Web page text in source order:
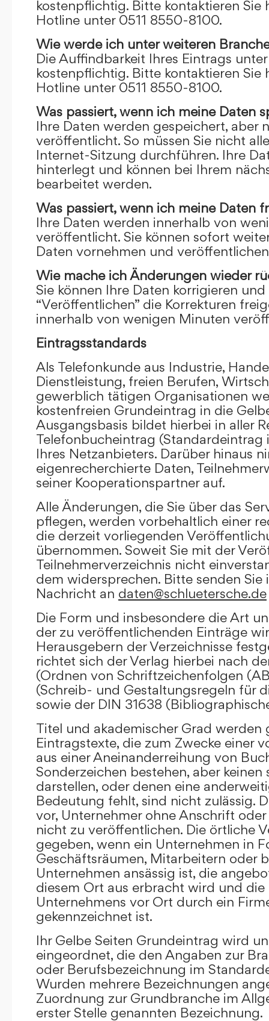
kostenpflichtig. Bitte kontaktieren Sie
Hotline unter 0511 8550-8100.
Wie werde ich unter weiteren
Die Auffindbarkeit Ihres Eintrags
kostenpflichtig. Bitte kontaktieren Sie
Hotline unter 0511 8550-8100.
Was passiert, wenn ich meine Daten
Ihre Daten werden gespeichert, aber
veröffentlicht. So müssen Sie nicht
Internet-Sitzung durchführen. Ihre
hinterlegt und können bei Ihrem
bearbeitet werden.
Was passiert, wenn ich meine Daten
Ihre Daten werden innerhalb von
veröffentlicht. Sie können sofort
Daten vornehmen und
Wie mache ich Änderungen wieder
Sie können Ihre Daten korrigieren
“Veröffentlichen” die Korrekturen
innerhalb von wenigen Minuten
Eintragsstandards
Als Telefonkunde aus Industrie,
Dienstleistung, freien Berufen,
gewerblich tätigen Organisationen
kostenfreien Grundeintrag in die
Ausgangsbasis bildet hierbei in aller
Telefonbucheintrag (Standardeintrag
Ihres Netzanbieters. Darüber hinaus
eigenrecherchierte Daten,
seiner Kooperationspartner auf.
Alle Änderungen, die Sie über das
pflegen, werden vorbehaltlich einer
die derzeit vorliegenden
übernommen. Soweit Sie mit der
Teilnehmerverzeichnis nicht
dem widersprechen. Bitte senden Sie
Nachricht an daten@schluetersche.de
Die Form und insbesondere die Art
der zu veröffentlichenden Einträge
Herausgebern der Verzeichnisse
richtet sich der Verlag hierbei nach
(Ordnen von Schriftzeichenfolgen
(Schreib- und Gestaltungsregeln für
sowie der DIN 31638
Titel und akademischer Grad werden
Eintragstexte, die zum Zwecke einer
aus einer Aneinanderreihung von
Sonderzeichen bestehen, aber keinen
darstellen, oder denen eine
Bedeutung fehlt, sind nicht zulässig.
vor, Unternehmer ohne Anschrift
nicht zu veröffentlichen. Die örtliche
gegeben, wenn ein Unternehmen in
Geschäftsräumen, Mitarbeitern oder
Unternehmen ansässig ist, die
diesem Ort aus erbracht wird und die
Unternehmens vor Ort durch ein
gekennzeichnet ist.
Ihr Gelbe Seiten Grundeintrag wird
eingeordnet, die den Angaben zur
oder Berufsbezeichnung im
Wurden mehrere Bezeichnungen
Zuordnung zur Grundbranche im
erster Stelle genannten Bezeichnung.